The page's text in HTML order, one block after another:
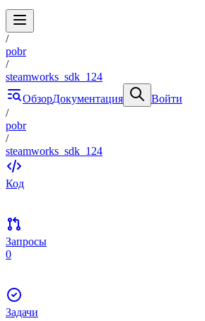
/
pobr
/
steamworks_sdk_124
ОбзорДокументация
Войти
/
pobr
/
steamworks_sdk_124
Код
Запросы
0
Задачи